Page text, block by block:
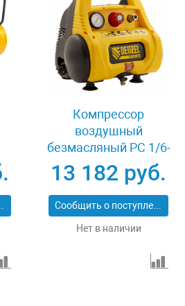
Компрессор
воздушный
безмасляный РС 1/6-
180,1, 1 кВт, 180 л/
мин, 6 л Denzel 58057
13 182 руб.
Сообщить о поступлении
Нет в наличии